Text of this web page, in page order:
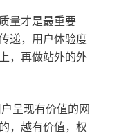
量才是最重要
递，用户体验度
，再做站外的外
呈现有价值的网
，越有价值，权